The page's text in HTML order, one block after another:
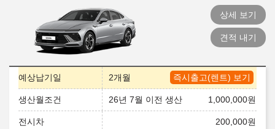
상세 보기
견적 내기
즉시출고(렌트) 보기
예상납기일 2개월
생산월조건 26년 7월 이전 생산 1,000,000원
전시차 200,000원